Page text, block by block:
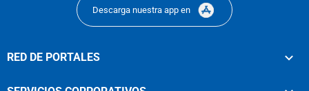
Descarga nuestra app en
RED DE PORTALES